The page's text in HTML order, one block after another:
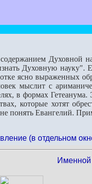
Духовной
Духовную науку".
ясно выраженных
мыслит с
в формах
которые хотят
Евангелий.
(в отдельном
Именной